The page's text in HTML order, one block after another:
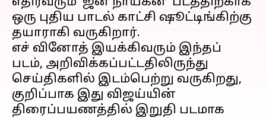
ஒரு புதிய பாடல் காட்சி ஷூட்டிங்கிற்கு
தயாராகி வருகிறார்.
எச் வினோத் இயக்கிவரும் இந்தப்
படம், அறிவிக்கப்பட்டதிலிருந்து
செய்திகளில் இடம்பெற்று வருகிறது,
குறிப்பாக இது விஜய்யின்
திரைப்பயணத்தில் இறுதி படமாக